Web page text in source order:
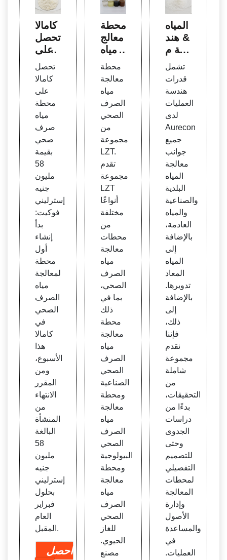
كامالا
تحصل
على
محطة
مياه
صرف
صحي
بقيمة
58 مل
يون ج
نيه إ
سترل
يني -
أخبار
فوكي
ت
تحصل
كامالا
على
محطة
مياه
صرف
صحي
بقيمة
58
مليون
جنيه
إسترليني
فوكيت:
بدأ
إنشاء
أول
محطة
لمعالجة
مياه
الصرف
الصحي
في
كامالا
هذا
الأسبوع،
ومن
المقرر
الانتهاء
من
المنشأة
البالغة
58
مليون
جنيه
إسترليني
بحلول
فبراير
العام
المقبل.
احصل
محطة
معالج
ة مياه
الصر
ف ال
صحي
• Bio
gas
Worl
d
محطة
معالجة
مياه
الصرف
الصحي
من
مجموعة
LZT.
تقدم
مجموعة
LZT
أنواعًا
مختلفة
من
محطات
معالجة
مياه
الصرف
الصحي،
بما في
ذلك
محطة
معالجة
مياه
الصرف
الصحي
الصناعية
ومحطة
معالجة
مياه
الصرف
الصحي
البيولوجية
ومحطة
معالجة
مياه
الصرف
الصحي
للغاز
الحيوي.
مصنع
المياه
& هند
سة م
عالجة
مياه ال
صرف
الصح
ي - ال
بلدية
تشمل
قدرات
هندسة
العمليات
لدى
Aurecon
جميع
جوانب
معالجة
المياه
البلدية
والصناعية
والمياه
العادمة،
بالإضافة
إلى
المياه
المعاد
تدويرها.
بالإضافة
إلى
ذلك،
فإننا
نقدم
مجموعة
شاملة
من
التحقيقات،
بدءًا من
دراسات
الجدوى
وحتى
للتصميم
التفصيلي
لمحطات
المعالجة
وإدارة
الأصول
والمساعدة
في
العمليات.